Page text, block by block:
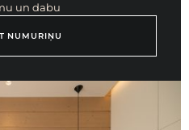
un dabu
NUMURIŅU